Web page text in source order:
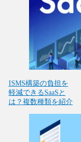
ISMS構築の負担を
軽減できるSaaSと
は？複数種類を紹介